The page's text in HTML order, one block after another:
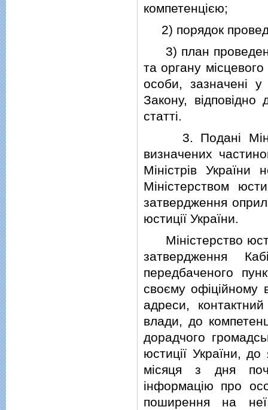
компетенцiєю;
2) порядок
3) план
та органу
особи, зазначенi
Закону, вiдповiдно
статтi.
3. Поданi
визначених
Мiнiстрiв України
Мiнiстерством
затвердження
юстицiї України.
Мiнiстерство
затвердження
передбаченого
своєму офiцiйному
адреси,
влади, до
дорадчого
юстицiї України,
мiсяця з дня
iнформацiю про
поширення на